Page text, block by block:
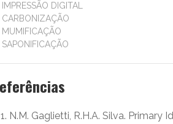
IMPRESSÃO DIGITAL
CARBONIZAÇÃO
MUMIFICAÇÃO
SAPONIFICAÇÃO
N.M. Gaglietti, R.H.A. Silva. Primary